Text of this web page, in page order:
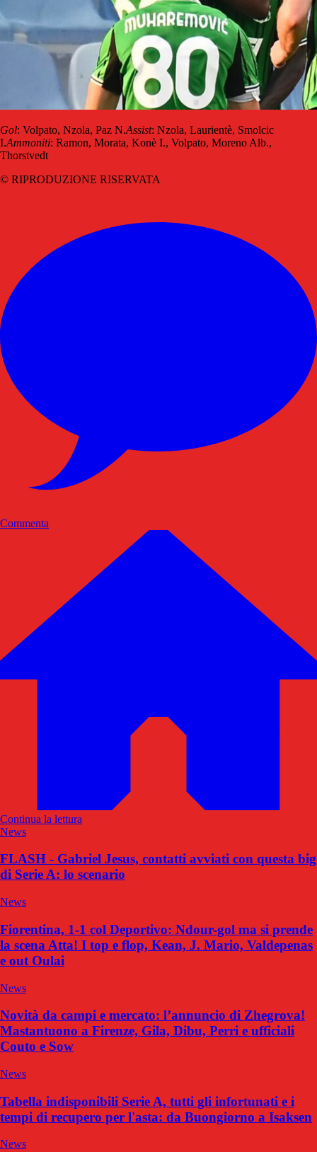
Gol: Volpato, Nzola, Paz N.Assist: Nzola, Laurientè, Smolcic
I.Ammoniti: Ramon, Morata, Konè I., Volpato, Moreno Alb.,
Thorstvedt
© RIPRODUZIONE RISERVATA
Commenta
Continua la lettura
News
FLASH - Gabriel Jesus, contatti avviati con questa big
di Serie A: lo scenario
News
Fiorentina, 1-1 col Deportivo: Ndour-gol ma si prende
la scena Atta! I top e flop, Kean, J. Mario, Valdepenas
e out Oulai
News
Novità da campi e mercato: l’annuncio di Zhegrova!
Mastantuono a Firenze, Gila, Dibu, Perri e ufficiali
Couto e Sow
News
Tabella indisponibili Serie A, tutti gli infortunati e i
tempi di recupero per l'asta: da Buongiorno a Isaksen
News